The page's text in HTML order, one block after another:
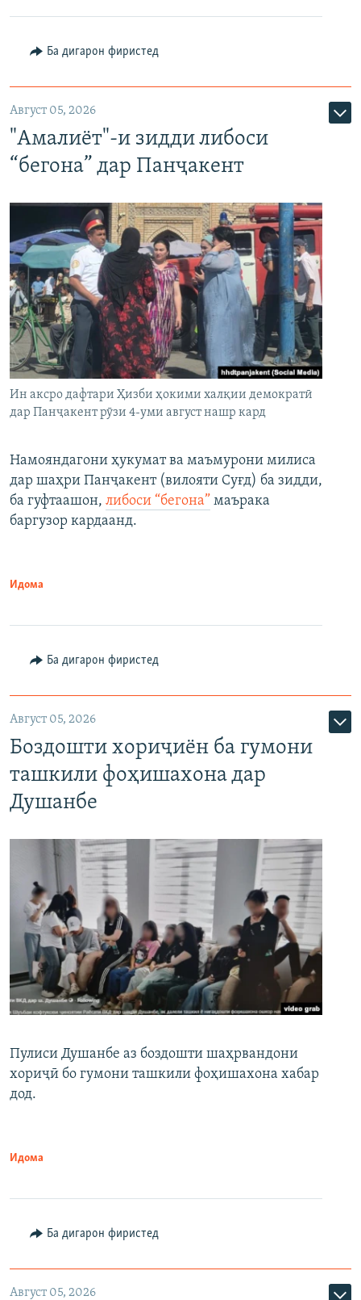
Ба дигарон фиристед
Август 05, 2026
"Амалиёт"-и зидди либоси
“бегона” дар Панҷакент
Ин аксро дафтари Ҳизби ҳокими халқии демократӣ
дар Панҷакент рӯзи 4-уми август нашр кард
Намояндагони ҳукумат ва маъмурони милиса
дар шаҳри Панҷакент (вилояти Суғд) ба зидди,
ба гуфтаашон, либоси “бегона” маърака
баргузор кардаанд.
Идома
Ба дигарон фиристед
Август 05, 2026
Боздошти хориҷиён ба гумони
ташкили фоҳишахона дар
Душанбе
Пулиси Душанбе аз боздошти шаҳрвандони
хориҷӣ бо гумони ташкили фоҳишахона хабар
дод.
Идома
Ба дигарон фиристед
Август 05, 2026